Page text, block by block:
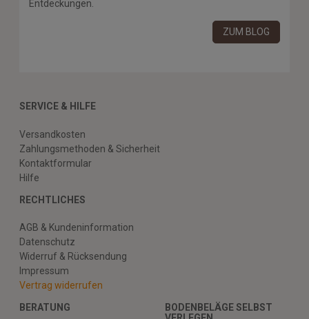
Entdeckungen.
ZUM BLOG
SERVICE & HILFE
Versandkosten
Zahlungsmethoden & Sicherheit
Kontaktformular
Hilfe
RECHTLICHES
AGB & Kundeninformation
Datenschutz
Widerruf & Rücksendung
Impressum
Vertrag widerrufen
BERATUNG
BODENBELÄGE SELBST